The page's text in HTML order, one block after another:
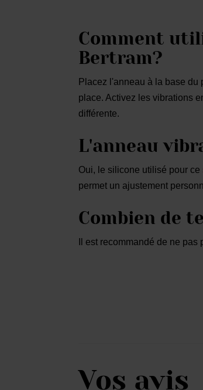
Comment
Bertram?
Placez l'anneau à la base
place. Activez les vibrations
différente.
L'anneau
Oui, le silicone utilisé pour ce
permet un ajustement
Combien de
Il est recommandé de ne
Vos avis